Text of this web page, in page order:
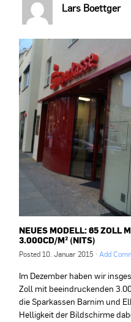
Lars Boettger
NEUES MODELL: 65 ZOLL
3.000CD/M² (NITS)
Posted10. Januar 2015 ·Add
Im Dezember haben wir
Zoll mit beeindruckenden
die Sparkassen Barnim und
Helligkeit der Bildschirme